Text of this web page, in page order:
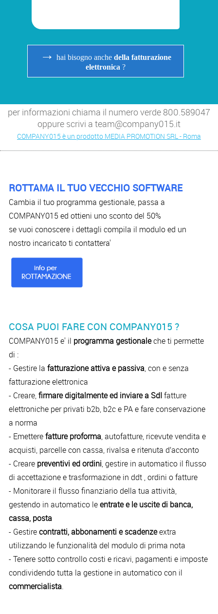
→ hai bisogno anche della fatturazione
elettronica ?
per informazioni chiama il numero verde 800.589047
oppure scrivi a team@company015.it
COMPANY015 è un prodotto MEDIA PROMOTION SRL - Roma
ROTTAMA IL TUO VECCHIO SOFTWARE
Cambia il tuo programma gestionale, passa a
COMPANY015 ed ottieni uno sconto del 50%
se vuoi conoscere i dettagli compila il modulo ed un
nostro incaricato ti contattera'
COSA PUOI FARE CON COMPANY015 ?
COMPANY015 e' il programma gestionaleche ti permette
di :
- Gestire la fatturazione attiva e passiva, con e senza
fatturazione elettronica
- Creare,firmare digitalmente ed inviare a SdIfatture
elettroniche per privati b2b, b2c e PA e fare conservazione
a norma
- Emetterefatture proforma, autofatture, ricevute vendita e
acquisti, parcelle con cassa, rivalsa e ritenuta d’acconto
- Creare preventivi ed ordini, gestire in automatico il flusso
di accettazione e trasformazione in ddt , ordini o fatture
- Monitorare il flusso finanziario della tua attività,
gestendo in automatico leentrate e le uscite di banca,
cassa, posta
- Gestirecontratti, abbonamenti e scadenzeextra
utilizzando le funzionalità del modulo di prima nota
- Tenere sotto controllo costi e ricavi, pagamenti e imposte
condividendo tutta la gestione in automatico con il
commercialista.